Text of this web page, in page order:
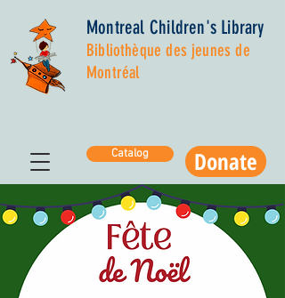
Montreal Children's Library
Bibliothèque des jeunes de
Montréal
Catalog Donate